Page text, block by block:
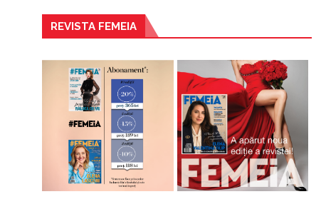
REVISTA FEMEIA